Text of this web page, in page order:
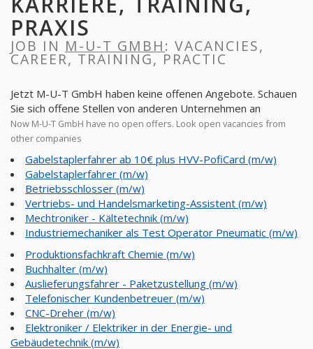
PRAXIS
JOB IN M-U-T GMBH: VACANCIES,
CAREER, TRAINING, PRACTIC
Jetzt M-U-T GmbH haben keine offenen Angebote. Schauen
Sie sich offene Stellen von anderen Unternehmen an
Now M-U-T GmbH have no open offers. Look open vacancies from
other companies
Gabelstaplerfahrer ab 10€ plus HVV-PofiCard (m/w)
Gabelstaplerfahrer (m/w)
Betriebsschlosser (m/w)
Vertriebs- und Handelsmarketing-Assistent (m/w)
Mechtroniker - Kältetechnik (m/w)
Industriemechaniker als Test Operator Pneumatic (m/w)
Produktionsfachkraft Chemie (m/w)
Buchhalter (m/w)
Auslieferungsfahrer - Paketzustellung (m/w)
Telefonischer Kundenbetreuer (m/w)
CNC-Dreher (m/w)
Elektroniker / Elektriker in der Energie- und
Gebäudetechnik (m/w)